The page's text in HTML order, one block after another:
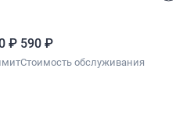
₽ 590 ₽
Стоимость обслуживания